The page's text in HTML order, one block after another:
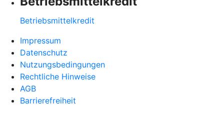
Betriebsmittelkredit
Impressum
Datenschutz
Nutzungsbedingungen
Rechtliche Hinweise
AGB
Barrierefreiheit